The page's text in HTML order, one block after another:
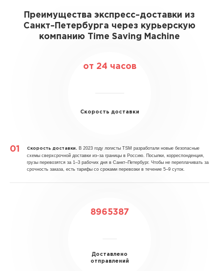
Преимущества экспресс–доставки из
Санкт–Петербурга через курьерскую
компанию Time Saving Machine
от 24 часов
Скорость доставки
Скорость доставки.
В 2023 году логисты TSM разработали новые безопасные
схемы сверхсрочной доставки из–за границы в Россию. Посылки, корреспонденция,
грузы перевозятся за 1–3 рабочих дня в Санкт–Петербург. Чтобы не переплачивать за
срочность заказа, есть тарифы со сроками перевозки в течение 5–9 суток.
8965387
Доставлено
отправлений